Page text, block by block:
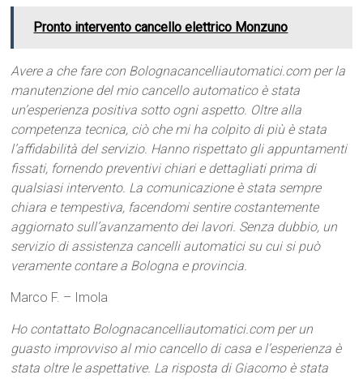
Pronto intervento cancello elettrico Monzuno
Avere a che fare con Bolognacancelliautomatici.com per la
manutenzione del mio cancello automatico è stata
un’esperienza positiva sotto ogni aspetto. Oltre alla
competenza tecnica, ciò che mi ha colpito di più è stata
l’affidabilità del servizio. Hanno rispettato gli appuntamenti
fissati, fornendo preventivi chiari e dettagliati prima di
qualsiasi intervento. La comunicazione è stata sempre
chiara e tempestiva, facendomi sentire costantemente
aggiornato sull’avanzamento dei lavori. Senza dubbio, un
servizio di assistenza cancelli automatici su cui si può
veramente contare a Bologna e provincia.
Marco F. – Imola
Ho contattato Bolognacancelliautomatici.com per un
guasto improvviso al mio cancello di casa e l’esperienza è
stata oltre le aspettative. La risposta di Giacomo è stata